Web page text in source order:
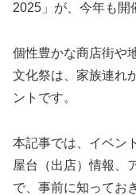
2025」が、今年も開
個性豊かな商店街や
文化祭は、家族連れ
ントです。
本記事では、イベン
屋台（出店）情報、
で、事前に知ってお